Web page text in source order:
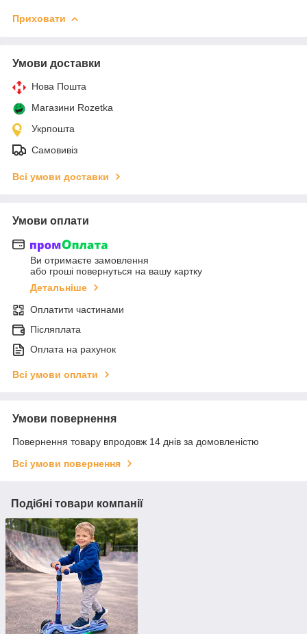
Приховати
Умови доставки
Нова Пошта
Магазини Rozetka
Укрпошта
Самовивіз
Всі умови доставки
Умови оплати
Ви отримаєте замовлення
або гроші повернуться на вашу картку
Детальніше
Оплатити частинами
Післяплата
Оплата на рахунок
Всі умови оплати
Умови повернення
Повернення товару впродовж 14 днів за домовленістю
Всі умови повернення
Подібні товари компанії